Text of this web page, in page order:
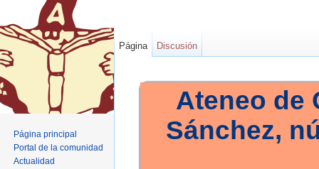
Ateneo de
Sánchez,
Página Discusión
Página principal
Portal de la comunidad
Actualidad